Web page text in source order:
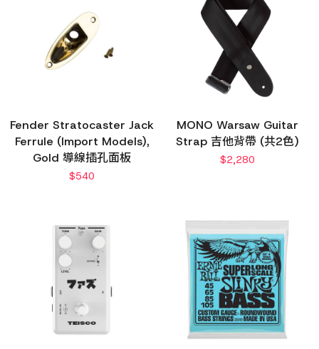
Fender Stratocaster Jack
Ferrule (Import Models),
Gold 導線插孔面板
$540
MONO Warsaw Guitar
Strap 吉他背帶 (共2色)
$2,280